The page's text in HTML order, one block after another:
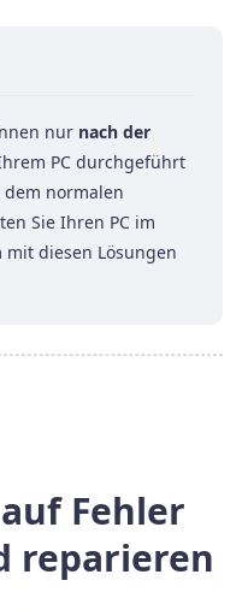
nur nach der
PC durchgeführt
dem normalen
Sie Ihren PC im
mit diesen Lösungen
Fehler
reparieren